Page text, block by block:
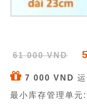
61 000 VND
7 000 VND
最小库存管理单元: